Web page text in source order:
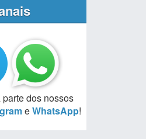
dos nossos
eWhatsApp!